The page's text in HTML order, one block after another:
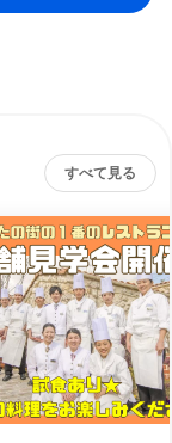
すべて見る